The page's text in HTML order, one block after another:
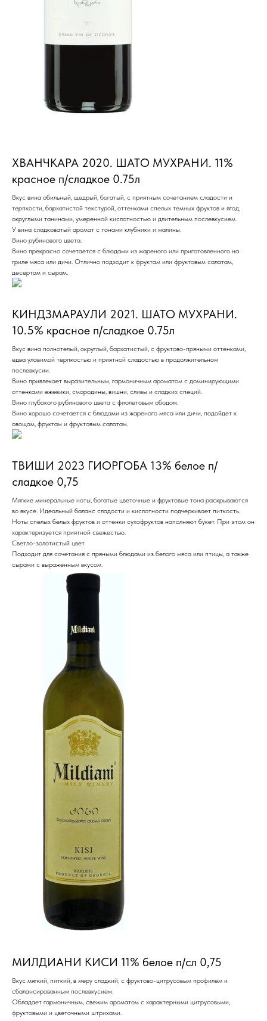
ХВАНЧКАРА 2020. ШАТО МУХРАНИ. 11%
красное п/сладкое 0.75л
Вкус вина обильный, щедрый, богатый, с приятным сочетанием сладости и
терпкости, бархатистой текстурой, оттенками спелых темных фруктов и ягод,
округлыми танинами, умеренной кислотностью и длительным послевкусием.
У вина сладковатый аромат с тонами клубники и малины.
Вино рубинового цвета.
Вино прекрасно сочетается с блюдами из жареного или приготовленного на
гриле мяса или дичи. Отлично подходит к фруктам или фруктовым салатам,
десертам и сырам.
КИНДЗМАРАУЛИ 2021. ШАТО МУХРАНИ.
10.5% красное п/сладкое 0.75л
Вкус вина полнотелый, округлый, бархатистый, с фруктово-пряными оттенками,
едва уловимой терпкостью и приятной сладостью в продолжительном
послевкусии.
Вино привлекает выразительным, гармоничным ароматом с доминирующими
оттенками ежевики, смородины, вишни, сливы и сладких специй.
Вино глубокого рубинового цвета с фиолетовым ободом.
Вино хорошо сочетается с блюдами из жареного мяса или дичи, подойдет к
овощам, фруктам и фруктовым салатам.
ТВИШИ 2023 ГИОРГОБА 13% белое п/
сладкое 0,75
Мягкие минеральные ноты, богатые цветочные и фруктовые тона раскрываются
во вкусе. Идеальный баланс сладости и кислотности подчеркивает питкость.
Ноты спелых белых фруктов и оттенки сухофруктов наполняют букет. При этом он
характеризуется приятной свежестью.
Светло-золотистый цвет.
Подходит для сочетания с пряными блюдами из белого мяса или птицы, а также
сырами с выраженным вкусом.
МИЛДИАНИ КИСИ 11% белое п/сл 0,75
Вкус мягкий, питкий, в меру сладкий, с фруктово-цитрусовым профилем и
сбалансированным послевкусием.
Обладает гармоничным, свежим ароматом с характерными цитрусовыми,
фруктовыми и цветочными штрихами.